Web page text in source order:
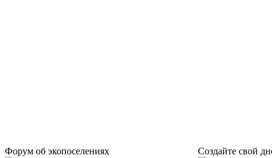
Форум об экопоселениях
Создайте свой